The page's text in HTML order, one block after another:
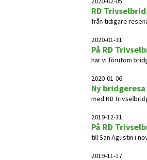
RD
från tidigare
2020-01-31
På RD
har vi förutom
2020-01-06
Ny
med RD
2019-12-31
På RD
till San Agustin i
2019-11-17